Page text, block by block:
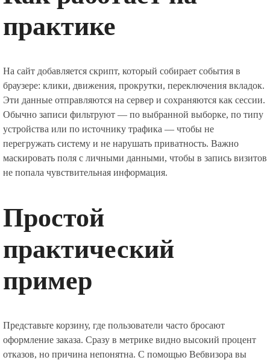
практике
На сайт добавляется скрипт, который собирает события в
браузере: клики, движения, прокрутки, переключения вкладок.
Эти данные отправляются на сервер и сохраняются как сессии.
Обычно записи фильтруют — по выбранной выборке, по типу
устройства или по источнику трафика — чтобы не
перегружать систему и не нарушать приватность. Важно
маскировать поля с личными данными, чтобы в запись визитов
не попала чувствительная информация.
Простой
практический
пример
Представьте корзину, где пользователи часто бросают
оформление заказа. Сразу в метрике видно высокий процент
отказов, но причина непонятна. С помощью Вебвизора вы